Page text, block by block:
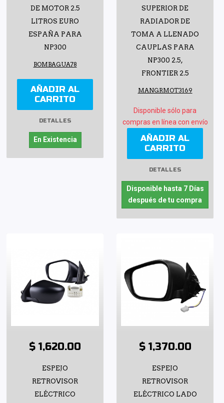
DE MOTOR 2.5
LITROS EURO
ESPAÑA PARA
NP300
BOMBAGUA78
AÑADIR AL
CARRITO
DETALLES
En Existencia
SUPERIOR DE
RADIADOR DE
TOMA A LLENADO
CAUPLAS PARA
NP300 2.5,
FRONTIER 2.5
MANGRMOT3169
Disponible sólo para
compras en línea con envío
AÑADIR AL
CARRITO
DETALLES
Disponible hasta 7 Días
después de tu compra
$ 1,620.00
ESPEJO
RETROVISOR
ELÉCTRICO
$ 1,370.00
ESPEJO
RETROVISOR
ELÉCTRICO LADO